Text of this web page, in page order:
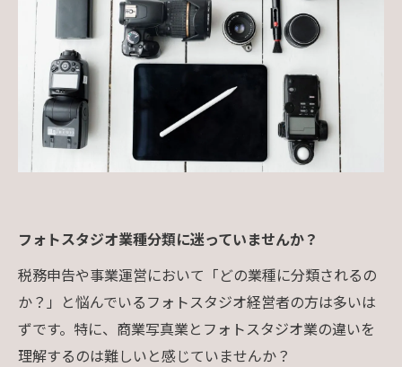
フォトスタジオ業種分類に迷っていませんか？
税務申告や事業運営において「どの業種に分類されるの
か？」と悩んでいるフォトスタジオ経営者の方は多いは
ずです。特に、商業写真業とフォトスタジオ業の違いを
理解するのは難しいと感じていませんか？